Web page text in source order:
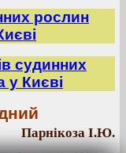
рослин
судинних
у Києві
Парнікоза І.Ю.